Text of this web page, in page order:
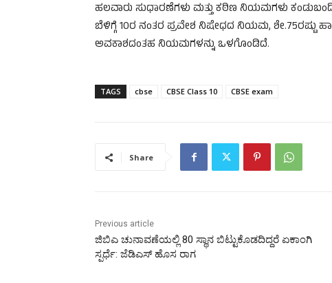
ಹಲವಾರು ಸುಧಾರಣೆಗಳು ಮತ್ತು ಕಠಿಣ ನಿಯಮಗಳು
ಬೆಳಿಗ್ಗೆ 10ರ ನಂತರ ಪ್ರವೇಶ ನಿಷೇಧದ ನಿಯಮ, ಶೇ.75ರಷ್ಟು
ಅವಕಾಶದಂತಹ ನಿಯಮಗಳನ್ನು ಒಳಗೊಂಡಿದೆ.
TAGS cbse CBSE Class 10 CBSE exam
Share
Previous article
ಜಿಬಿಎ ಚುನಾವಣೆಯಲ್ಲಿ 80 ಸ್ಥಾನ ಬಿಟ್ಟುಕೊಡದಿದ್ದರೆ ಏಕಾಂಗಿ
ಸ್ಪರ್ಧೆ: ಜೆಡಿಎಸ್ ಹೊಸ ರಾಗ